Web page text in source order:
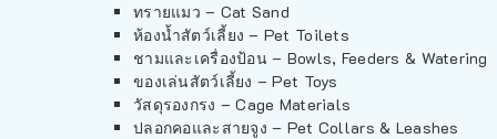
ทรายแมว – Cat Sand
ห้องน้ำสัตว์เลี้ยง – Pet Toilets
ชามและเครื่องป้อน – Bowls, Feeders & Watering
ของเล่นสัตว์เลี้ยง – Pet Toys
วัสดุรองกรง – Cage Materials
ปลอกคอและสายจูง – Pet Collars & Leashes